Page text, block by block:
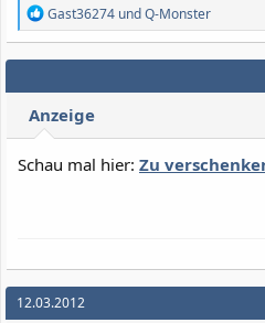
R
e
a
k
o
n
n
Gast36274 undQ-Monster
Anzeige
Schau mal hier: Zu
12.03.2012